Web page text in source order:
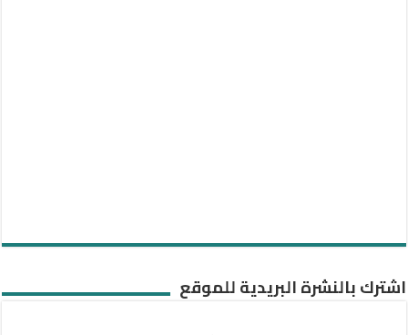
اشترك بالنشرة البريدية للموقع